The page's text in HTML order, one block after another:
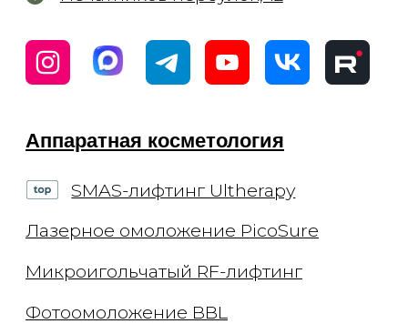
Удаление татуировок
Удаление татуажа губ
Удаление татуажа ремувером
Лечение кожи
Лечение акне